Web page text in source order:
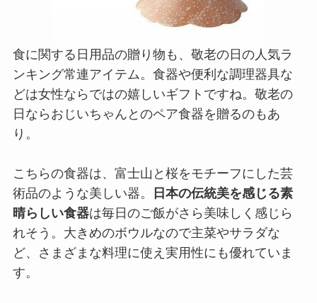
食に関する日用品の贈り物も、敬老の日の人気ラ
ンキング常連アイテム。食器や便利な調理器具な
どは女性ならではの嬉しいギフトですね。敬老の
日ならおじいちゃんとのペア食器を贈るのもあ
り。
こちらの食器は、富士山と桜をモチーフにした芸
術品のような美しい器。
日本の伝統美を感じる素
晴らしい食器は毎日のご飯がさら美味しく感じら
れそう。大きめのボウルなので主菜やサラダな
ど、さまざまな料理に使え実用性にも優れていま
す。